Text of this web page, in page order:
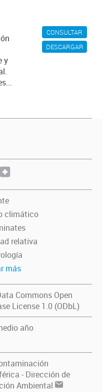
CONSULTAR
DESCARGAR
y
climático
relativa
más
Commons Open
License 1.0 (ODbL)
año
- Dirección de
Ambiental